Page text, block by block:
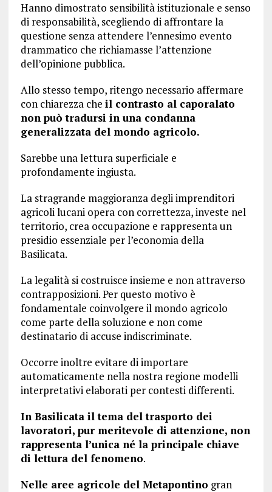
Hanno dimostrato sensibilità istituzionale e senso
di responsabilità, scegliendo di affrontare la
questione senza attendere l’ennesimo evento
drammatico che richiamasse l’attenzione
dell’opinione pubblica.
Allo stesso tempo, ritengo necessario affermare
con chiarezza che il contrasto al caporalato
non può tradursi in una condanna
generalizzata del mondo agricolo.
Sarebbe una lettura superficiale e
profondamente ingiusta.
La stragrande maggioranza degli imprenditori
agricoli lucani opera con correttezza, investe nel
territorio, crea occupazione e rappresenta un
presidio essenziale per l’economia della
Basilicata.
La legalità si costruisce insieme e non attraverso
contrapposizioni. Per questo motivo è
fondamentale coinvolgere il mondo agricolo
come parte della soluzione e non come
destinatario di accuse indiscriminate.
Occorre inoltre evitare di importare
automaticamente nella nostra regione modelli
interpretativi elaborati per contesti differenti.
In Basilicata il tema del trasporto dei
lavoratori, pur meritevole di attenzione, non
rappresenta l’unica né la principale chiave
di lettura del fenomeno.
Nelle aree agricole del Metapontino gran